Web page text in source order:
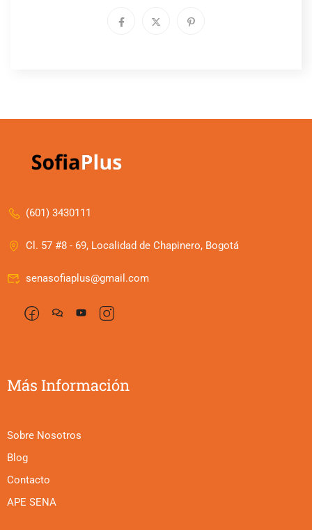
(601) 3430111
Cl. 57 #8 - 69, Localidad de Chapinero, Bogotá
senasofiaplus@gmail.com
Más Información
Sobre Nosotros
Blog
Contacto
APE SENA